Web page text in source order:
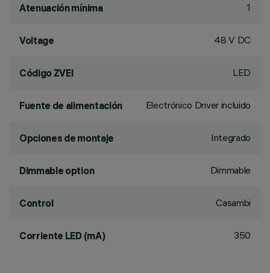
Atenuación mínima 1
Voltage 48 V DC
Código ZVEI LED
Fuente de alimentación Electrónico Driver incluido
Opciones de montaje Integrado
Dimmable option Dimmable
Control Casambi
Corriente LED (mA) 350